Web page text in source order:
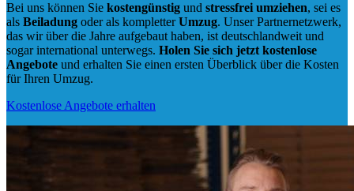
Bei uns können Sie kostengünstig und stressfrei umziehen, sei es
als Beiladung oder als kompletterUmzug. Unser Partnernetzwerk,
das wir über die Jahre aufgebaut haben, ist deutschlandweit und
sogar international unterwegs. Holen Sie sich jetzt kostenlose
Angebote und erhalten Sie einen ersten Überblick über die Kosten
für Ihren Umzug.
Kostenlose Angebote erhalten